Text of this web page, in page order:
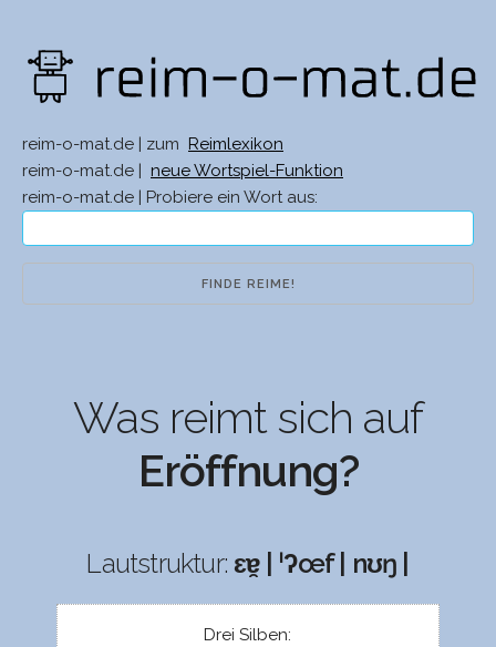
reim-o-mat.de | zum
Reimlexikon
reim-o-mat.de |
neue Wortspiel-Funktion
reim-o-mat.de | Probiere ein Wort aus:
Was reimt sich auf
Eröffnung?
Lautstruktur:ɛɐ̯ | ˈʔœf | nʊŋ |
Drei Silben: